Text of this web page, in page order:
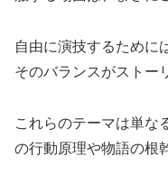
自由に演技するために
そのバランスがストー
これらのテーマは単な
の行動原理や物語の根